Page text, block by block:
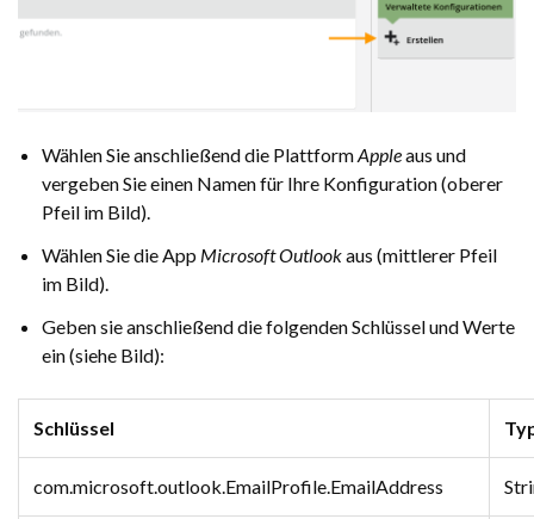
Wählen Sie anschließend die PlattformAppleaus und
vergeben Sie einen Namen für Ihre Konfiguration (oberer
Pfeil im Bild).
Wählen Sie die App Microsoft Outlookaus (mittlerer Pfeil
im Bild).
Geben sie anschließend die folgenden Schlüssel und Werte
ein (siehe Bild):
Schlüssel
com.microsoft.outlook.EmailProfile.EmailAddress